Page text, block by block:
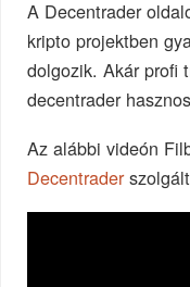
A Decentrader
kripto projektben
dolgozik. Akár profi
decentrader
Az alábbi videón
Decentrader